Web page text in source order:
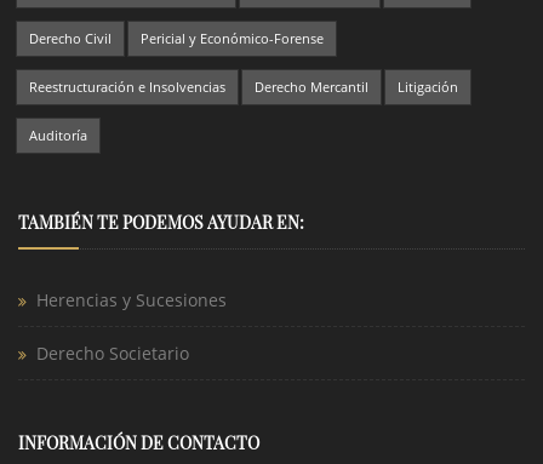
Derecho Civil Pericial y Económico-Forense
Reestructuración e Insolvencias Derecho Mercantil Litigación
Auditoría
TAMBIÉN TE PODEMOS AYUDAR EN:
Herencias y Sucesiones
Derecho Societario
INFORMACIÓN DE CONTACTO